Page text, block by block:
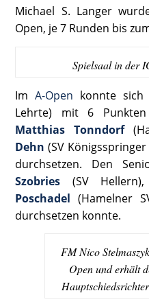
Michael S. Langer
Open, je 7 Runden bis
Spielsaal in der
ImA-Open konnte sich
Lehrte) mit 6
Matthias Tonndorf
Dehn (SV
durchsetzen. Den
Szobries (SV
Poschadel (Hamelner
durchsetzen konnte.
FM Nico
Open und erhält